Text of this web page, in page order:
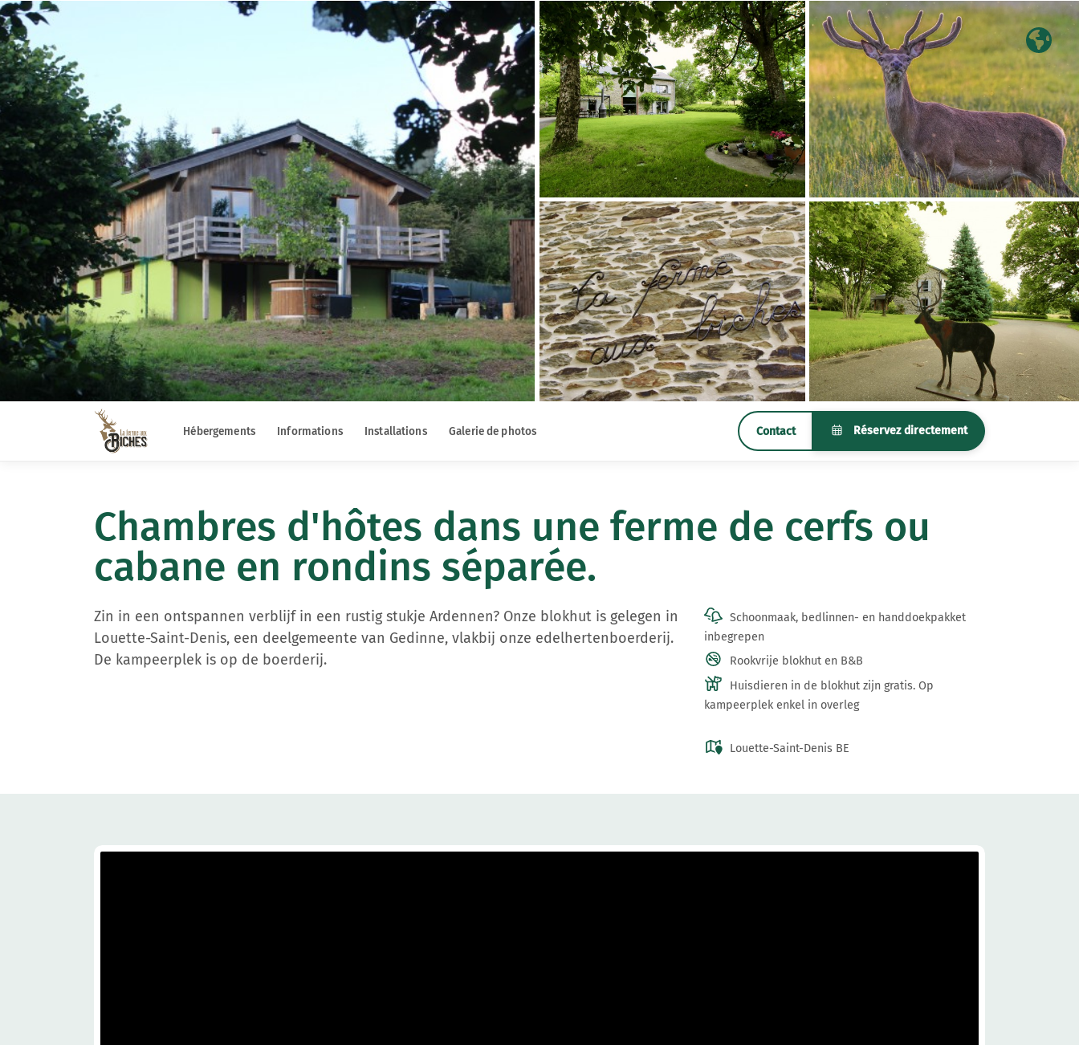
Hébergements Informations Installations Galerie de photos Contact Réservez directement
Chambres d'hôtes dans une ferme de cerfs ou
cabane en rondins séparée.
Zin in een ontspannen verblijf in een rustig stukje Ardennen? Onze blokhut is gelegen in
Louette-Saint-Denis, een deelgemeente van Gedinne, vlakbij onze edelhertenboerderij.
De kampeerplek is op de boerderij.
Schoonmaak, bedlinnen- en handdoekpakket
inbegrepen
Rookvrije blokhut en B&B
Huisdieren in de blokhut zijn gratis. Op
kampeerplek enkel in overleg
Louette-Saint-Denis BE